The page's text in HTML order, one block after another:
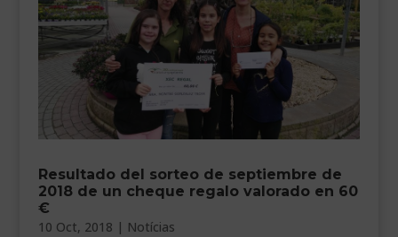
Resultado del sorteo de septiembre de
2018 de un cheque regalo valorado en 60
€
10 Oct, 2018 | Notícias